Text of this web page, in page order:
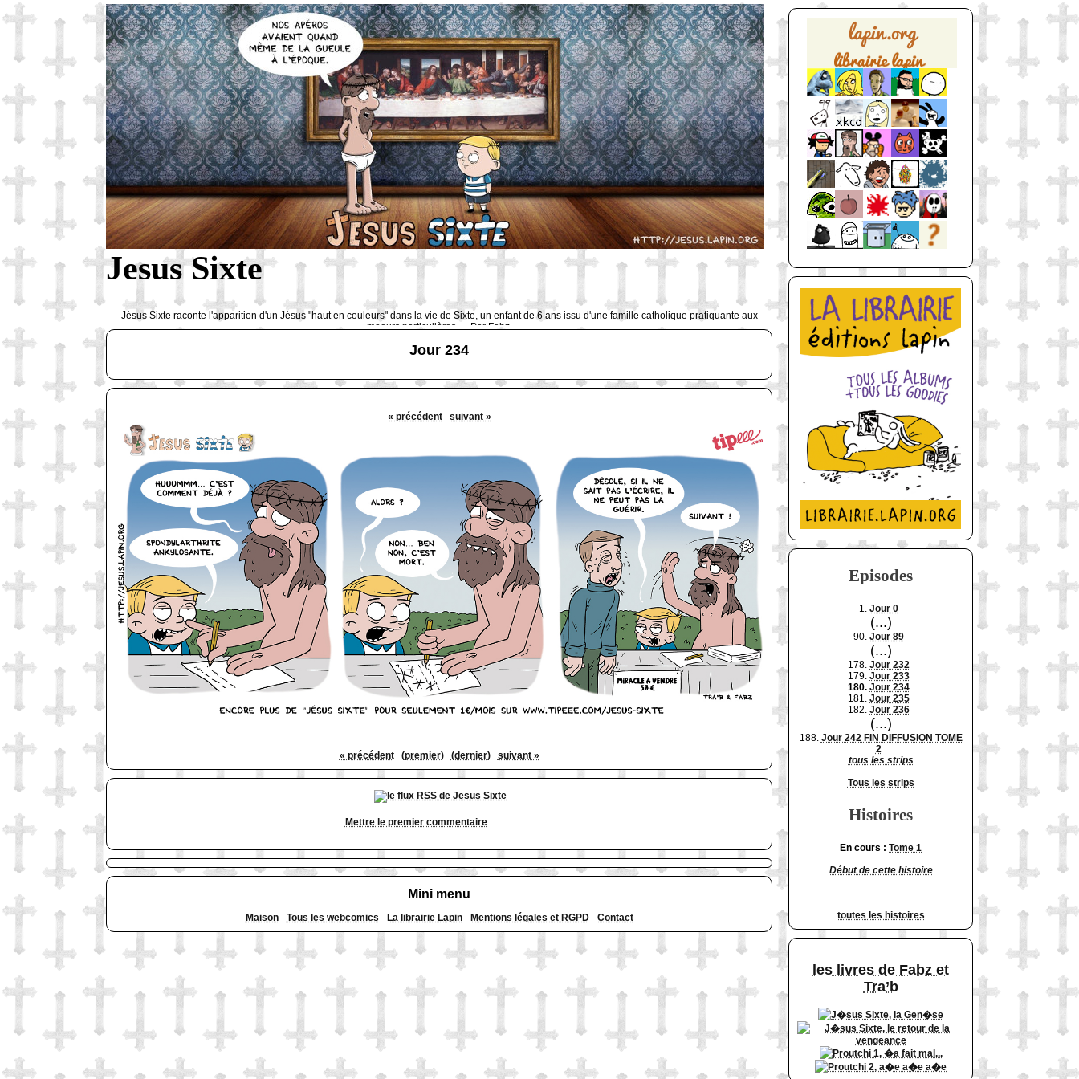
Jesus Sixte
Jésus Sixte raconte l'apparition d'un Jésus "haut en couleurs" dans la vie de Sixte, un enfant de 6 ans issu d'une famille catholique pratiquante aux
moeurs particulières … Par Fabz.
http://www.lefabz.com/
Jour 234
« précédent suivant »
« précédent (premier) (dernier) suivant »
Mettre le premier commentaire
Mini menu
Maison- Tous les webcomics - La librairie Lapin- Mentions légales et RGPD- Contact
Episodes
1. Jour 0
(...)
90. Jour 89
(...)
178. Jour 232
179. Jour 233
180. Jour 234
181. Jour 235
182. Jour 236
(...)
188. Jour 242 FIN DIFFUSION TOME
2
tous les strips
Tous les strips
Histoires
En cours : Tome 1
Début de cette histoire
toutes les histoires
les livres de Fabz et
Tra’b